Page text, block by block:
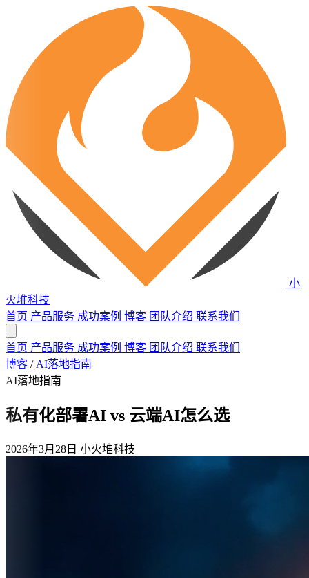
小
火堆科技
首页 产品服务 成功案例 博客 团队介绍 联系我们
首页 产品服务 成功案例 博客 团队介绍 联系我们
博客 / AI落地指南
AI落地指南
私有化部署AI vs 云端AI怎么选
2026年3月28日 小火堆科技